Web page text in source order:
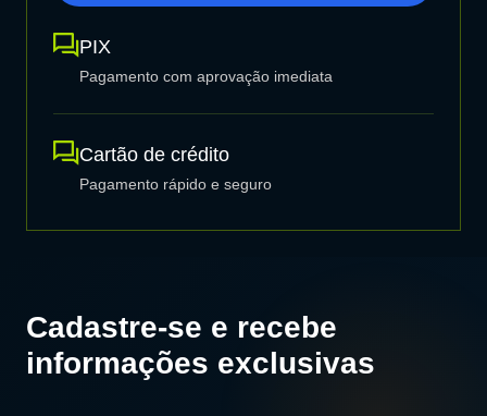
PIX
Pagamento com aprovação imediata
Cartão de crédito
Pagamento rápido e seguro
Cadastre-se e recebe
informações exclusivas